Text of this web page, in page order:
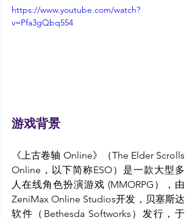
https://www.youtube.com/watch?
v=Pfa3gQbq554
游戏背景
《上古卷轴 Online》（The Elder Scrolls
Online，以下简称ESO）是一款大型多
人在线角色扮演游戏 (MMORPG），由
ZeniMax Online Studios开发，贝塞斯达
软件（Bethesda Softworks）发行，于